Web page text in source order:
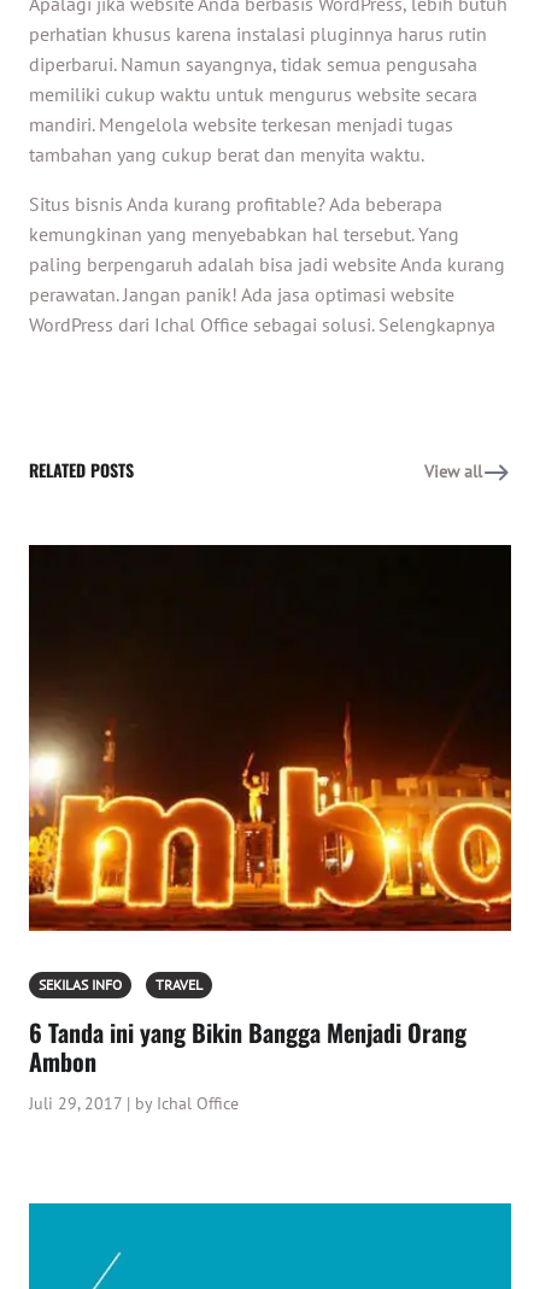
perhatian khusus karena instalasi pluginnya harus rutin
diperbarui. Namun sayangnya, tidak semua pengusaha
memiliki cukup waktu untuk mengurus website secara
mandiri. Mengelola website terkesan menjadi tugas
tambahan yang cukup berat dan menyita waktu.
Situs bisnis Anda kurang profitable? Ada beberapa
kemungkinan yang menyebabkan hal tersebut. Yang
paling berpengaruh adalah bisa jadi website Anda kurang
perawatan. Jangan panik! Ada jasa optimasi website
WordPress dari Ichal Office sebagai solusi. Selengkapnya
RELATED POSTS View all
SEKILAS INFO TRAVEL
6 Tanda ini yang Bikin Bangga Menjadi Orang
Ambon
Juli 29, 2017 | by Ichal Office